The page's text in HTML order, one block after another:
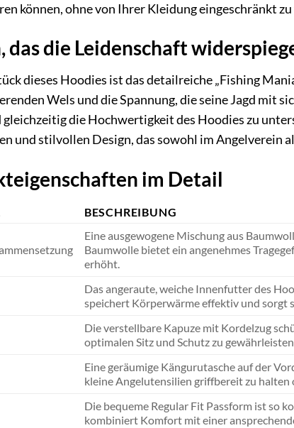
können, ohne von Ihrer Kleidung eingeschränkt
das die Leidenschaft
dieses Hoodies ist das detailreiche „Fishing
Wels und die Spannung, die seine Jagd mit
die Hochwertigkeit des Hoodies zu
und stilvollen Design, das sowohl im Angelverein
im Detail
BESCHREIBUNG
Eine ausgewogene Mischung aus
Baumwolle bietet ein angenehmes
erhöht.
Das angeraute, weiche Innenfutter des
speichert Körperwärme effektiv und sorgt
Die verstellbare Kapuze mit Kordelzug
optimalen Sitz und Schutz zu
Eine geräumige Kängurutasche auf der
kleine Angelutensilien griffbereit zu
Die bequeme Regular Fit Passform ist so
kombiniert Komfort mit einer